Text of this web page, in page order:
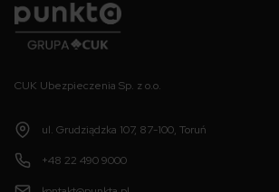
CUK Ubezpieczenia Sp. z o.o.
ul. Grudziądzka 107, 87-100, Toruń
+48 22 490 9000